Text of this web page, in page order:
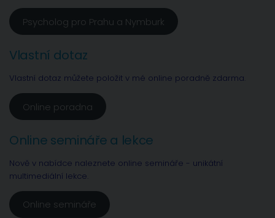
Psycholog pro Prahu a Nymburk
Vlastní dotaz
Vlastní dotaz můžete položit v mé online poradně zdarma.
Online poradna
Online semináře a lekce
Nově v nabídce naleznete online semináře - unikátní
multimediální lekce.
Online semináře